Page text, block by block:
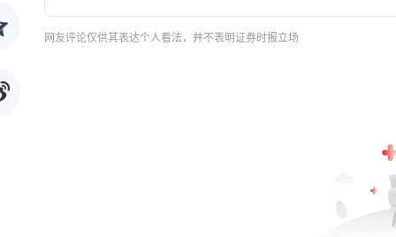
网友评论仅供其表达个人看法，并不表明证券时报立场